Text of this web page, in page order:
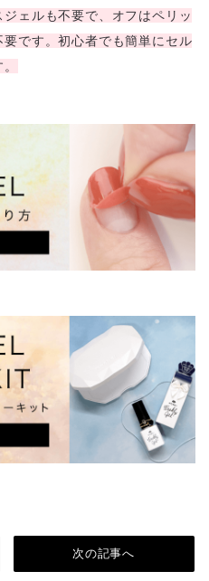
ェルも不要で、オフはペリッ
です。初心者でも簡単にセル
次の記事へ